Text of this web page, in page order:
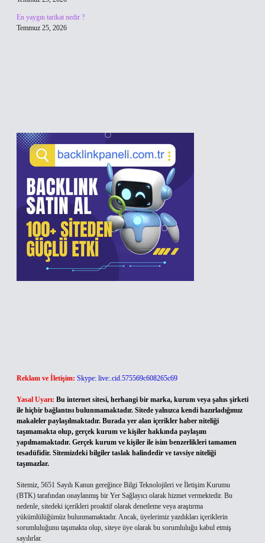
En yaygın tarikat nedir ?
Temmuz 25, 2026
Reklam ve İletişim: Skype: live:.cid.575569c608265c69
Yasal Uyarı: Bu internet sitesi, herhangi bir marka, kurum veya şahıs şirketi
ile hiçbir bağlantısı bulunmamaktadır. Sitede yalnızca kendi hazırladığımız
makaleler paylaşılmaktadır. Burada yer alan içerikler haber niteliği
taşımamakta olup, gerçek kurum ve kişiler hakkında paylaşım
yapılmamaktadır. Gerçek kurum ve kişiler ile isim benzerlikleri tamamen
tesadüfidir. Sitemizdeki bilgiler taslak halindedir ve tavsiye niteliği
taşımazlar.
Sitemiz, 5651 Sayılı Kanun gereğince Bilgi Teknolojileri ve İletişim Kurumu
(BTK) tarafından onaylanmış bir Yer Sağlayıcı olarak hizmet vermektedir. Bu
nedenle, sitedeki içerikleri proaktif olarak denetleme veya araştırma
yükümlülüğümüz bulunmamaktadır. Ancak, üyelerimiz yazdıkları içeriklerin
sorumluluğunu taşımakta olup, siteye üye olarak bu sorumluluğu kabul etmiş
sayılırlar.